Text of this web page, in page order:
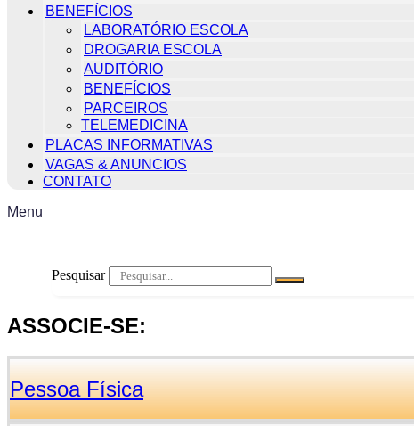
BENEFÍCIOS
LABORATÓRIO ESCOLA
DROGARIA ESCOLA
AUDITÓRIO
BENEFÍCIOS
PARCEIROS
TELEMEDICINA
PLACAS INFORMATIVAS
VAGAS & ANUNCIOS
CONTATO
Menu
Pesquisar
ASSOCIE-SE:
Pessoa Física